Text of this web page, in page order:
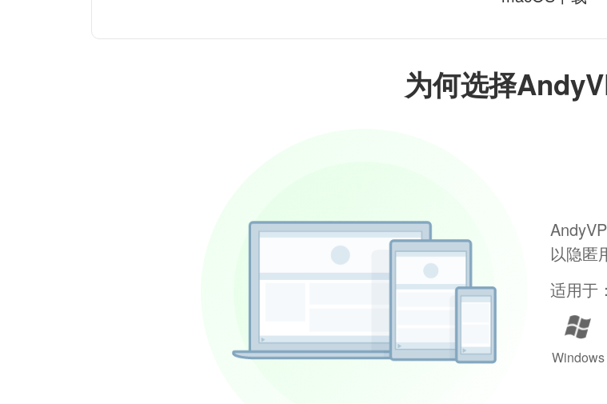
为何选择
以隐匿
适用于：
Windows